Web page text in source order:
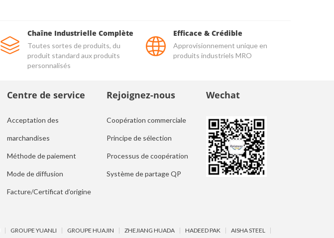
Chaîne Industrielle Complète
Toutes sortes de produits, du
produit standard aux produits
personnalisés
Efficace & Crédible
Approvisionnement unique en
produits industriels MRO
Centre de service
Acceptation des
marchandises
Méthode de paiement
Mode de diffusion
Facture/Certificat d’origine
Rejoignez-nous
Coopération commerciale
Principe de sélection
Processus de coopération
Système de partage QP
Wechat
GROUPE YUANLI GROUPE HUAJIN ZHEJIANG HUADA HADEED PAK AISHA STEEL